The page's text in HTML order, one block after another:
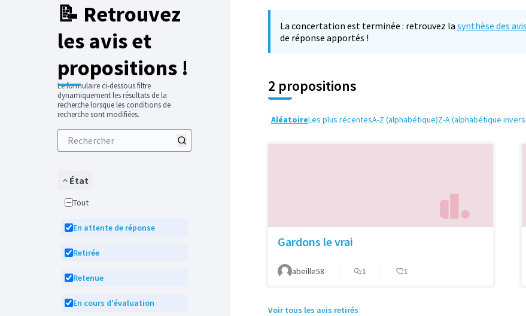
📝 Retrouvez
les avis et
propositions !
Le formulaire ci-dessous filtre
dynamiquement les résultats de la
recherche lorsque les conditions de
recherche sont modifiées.
État
Tout
En attente de réponse
Retirée
Retenue
En cours d'évaluation
La concertation est terminée : retrouvez la synthèse des avis
de réponse apportés !
2 propositions
AléatoireLes plus récentesA-Z (alphabétique)Z-A (alphabétique
Gardons le vrai
abeille58 1 1
Voir tous les avis retirés